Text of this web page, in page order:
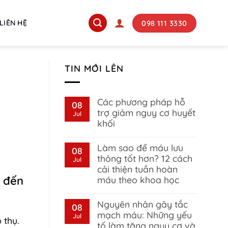
LIÊN HỆ 098 111 3330
thụ.
TIN MỚI LÊN
08
Jul
Các phương pháp hỗ
trợ giảm nguy cơ huyết
khối
on
Các
phương
pháp
hỗ
trợ
cơ
huyết
khối
08
Jul
Làm sao để máu lưu
thông tốt hơn? 12 cách
cải thiện tuần hoàn
máu theo khoa học
on
Làm
sao
để
08
Jul
Nguyên nhân gây tắc
mạch máu: Những yếu
tố làm tăng nguy cơ và